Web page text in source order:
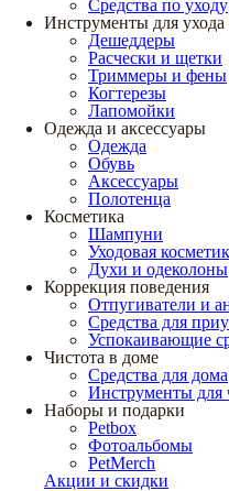
Средства по уходу
Инструменты для ухода
Дешеддеры
Расчески и щетки
Триммеры и фены
Когтерезы
Лапомойки
Одежда и аксессуары
Одежда
Обувь
Аксессуары
Полотенца
Косметика
Шампуни
Уходовая
Духи и одеколоны
Коррекция поведения
Отпугиватели и
Средства для
Успокаивающие
Чистота в доме
Средства для дома
Инструменты для
Наборы и подарки
Petbox
Фотоальбомы
PetMerch
Акции и скидки